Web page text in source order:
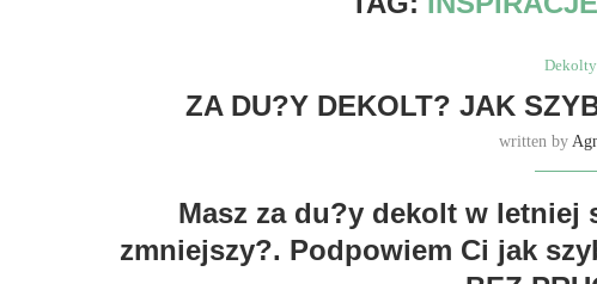
Dekolty
ZA DU?Y DEKOLT? JAK
written by
Masz za du?y dekolt w letniej
zmniejszy?. Podpowiem Ci jak